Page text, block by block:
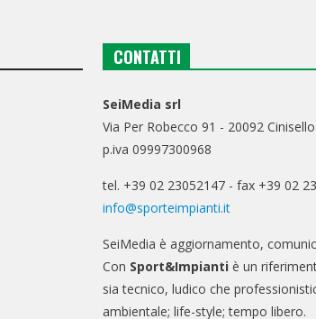
CONTATTI
SeiMedia srl
Via Per Robecco 91 - 20092
p.iva 09997300968
tel. +39 02 23052147 - fax +39 02
info@sporteimpianti.it
SeiMedia è aggiornamento,
Con Sport&Impianti è un
sia tecnico, ludico che
ambientale; life-style; tempo libero.